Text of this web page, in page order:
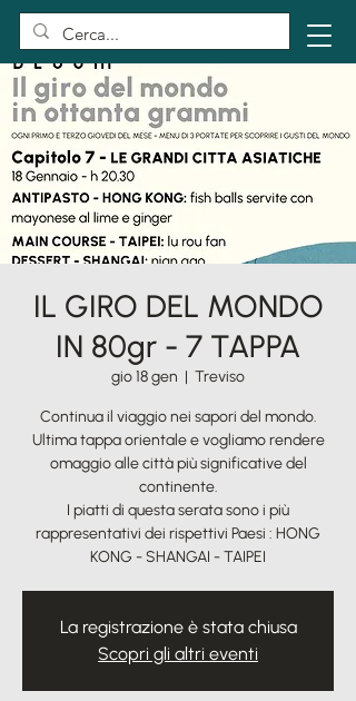
IL GIRO DEL MONDO
IN 80gr - 7 TAPPA
gio 18 gen
  |
Treviso
Continua il viaggio nei sapori del mondo.
Ultima tappa orientale e vogliamo rendere
omaggio alle città più significative del
continente.
I piatti di questa serata sono i più
rappresentativi dei rispettivi Paesi : HONG
KONG - SHANGAI - TAIPEI
La registrazione è stata chiusa
Scopri gli altri eventi